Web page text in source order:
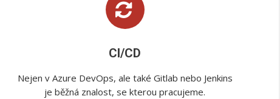
CI/CD
Nejen v Azure DevOps, ale také Gitlab nebo Jenkins
je běžná znalost, se kterou pracujeme.